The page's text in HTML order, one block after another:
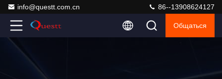
info@questt.com.cn 86--13908624127
Общаться